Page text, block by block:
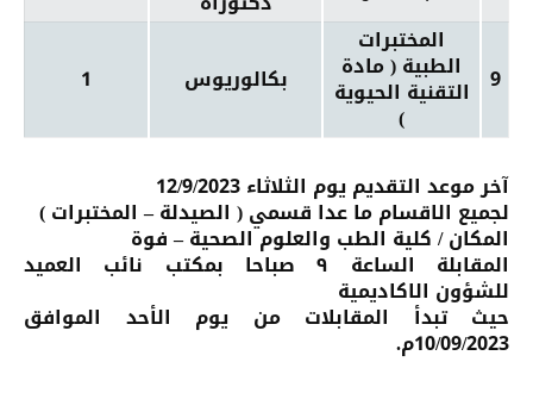
9
المختبرات
الطبية ( مادة
التقنية الحيوية
)
بكالوريوس 1
آخر موعد التقديم يوم الثلاثاء 12/9/2023
لجميع الاقسام ما عدا قسمي ( الصيدلة – المختبرات )
المكان / كلية الطب والعلوم الصحية – فوة
المقابلة الساعة ٩ صباحا بمكتب نائب العميد
للشؤون الاكاديمية
حيث تبدأ المقابلات من يوم الأحد الموافق
10/09/2023م.